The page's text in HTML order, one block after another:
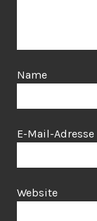
Name
E-Mail-Adresse
Website